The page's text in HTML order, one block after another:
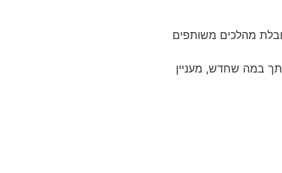
מהלכים משותפים
במה שחדש, מעניין